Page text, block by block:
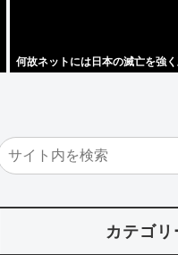
何故ネットには日本の滅亡を強
カテゴリ